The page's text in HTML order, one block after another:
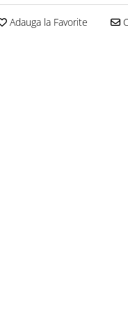
Adauga la Favorite